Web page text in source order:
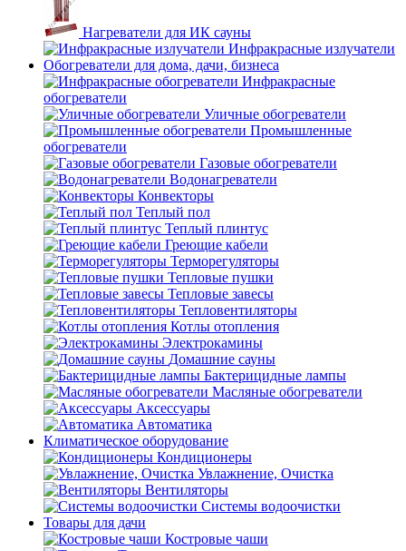
Нагреватели для ИК сауны
Инфракрасные излучатели
Обогреватели для дома, дачи, бизнеса
Инфракрасные
обогреватели
Уличные обогреватели
Промышленные
обогреватели
Газовые обогреватели
Водонагреватели
Конвекторы
Теплый пол
Теплый плинтус
Греющие кабели
Терморегуляторы
Тепловые пушки
Тепловые завесы
Тепловентиляторы
Котлы отопления
Электрокамины
Домашние сауны
Бактерицидные лампы
Масляные обогреватели
Аксессуары
Автоматика
Климатическое оборудование
Кондиционеры
Увлажнение, Очистка
Вентиляторы
Системы водоочистки
Товары для дачи
Костровые чаши